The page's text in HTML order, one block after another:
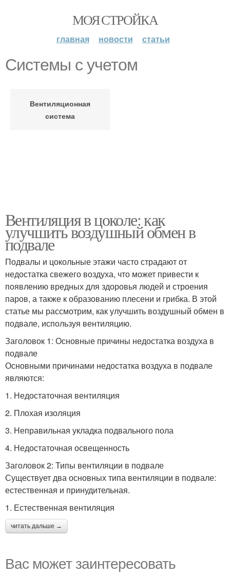
МОЯ СТРОЙКА
главная новости статьи
Системы с учетом
Вентиляционная
система
Вентиляция в цоколе: как
улучшить воздушный обмен в
подвале
Подвалы и цокольные этажи часто страдают от
недостатка свежего воздуха, что может привести к
появлению вредных для здоровья людей и строения
паров, а также к образованию плесени и грибка. В этой
статье мы рассмотрим, как улучшить воздушный обмен в
подвале, используя вентиляцию.
Заголовок 1: Основные причины недостатка воздуха в
подвале
Основными причинами недостатка воздуха в подвале
являются:
1. Недостаточная вентиляция
2. Плохая изоляция
3. Неправильная укладка подвального пола
4. Недостаточная освещенность
Заголовок 2: Типы вентиляции в подвале
Существует два основных типа вентиляции в подвале:
естественная и принудительная.
1. Естественная вентиляция
читать дальше →
Вас может заинтересовать